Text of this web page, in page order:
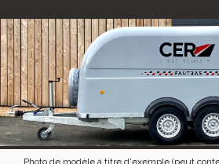
Photo de modèle à titre d'exemple (peut